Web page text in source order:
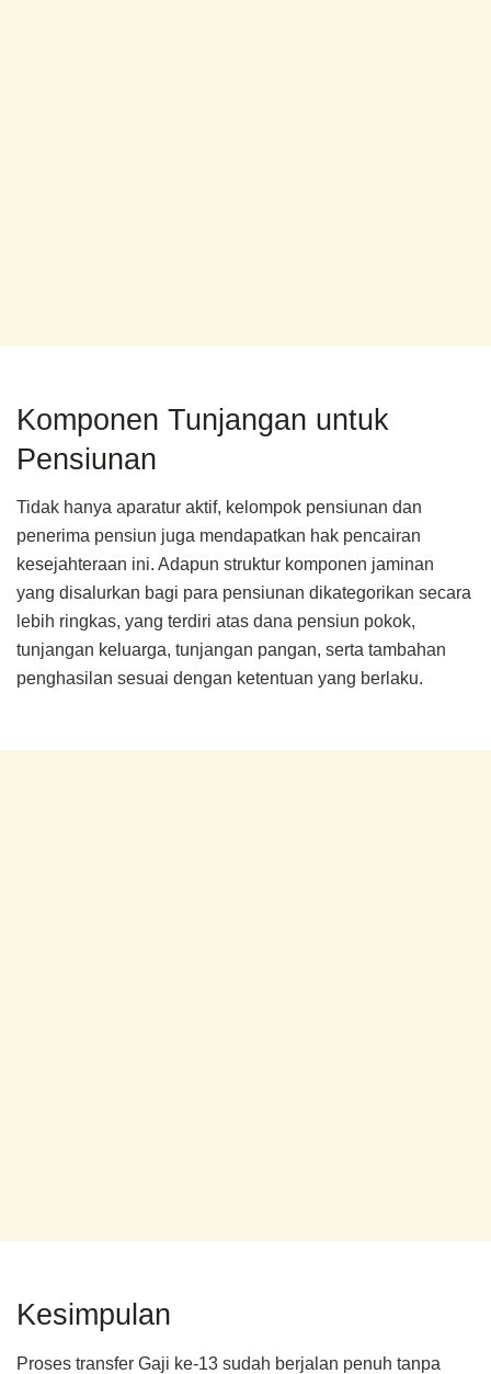
Komponen Tunjangan untuk
Pensiunan
Tidak hanya aparatur aktif, kelompok pensiunan dan
penerima pensiun juga mendapatkan hak pencairan
kesejahteraan ini. Adapun struktur komponen jaminan
yang disalurkan bagi para pensiunan dikategorikan secara
lebih ringkas, yang terdiri atas dana pensiun pokok,
tunjangan keluarga, tunjangan pangan, serta tambahan
penghasilan sesuai dengan ketentuan yang berlaku.
Kesimpulan
Proses transfer Gaji ke-13 sudah berjalan penuh tanpa